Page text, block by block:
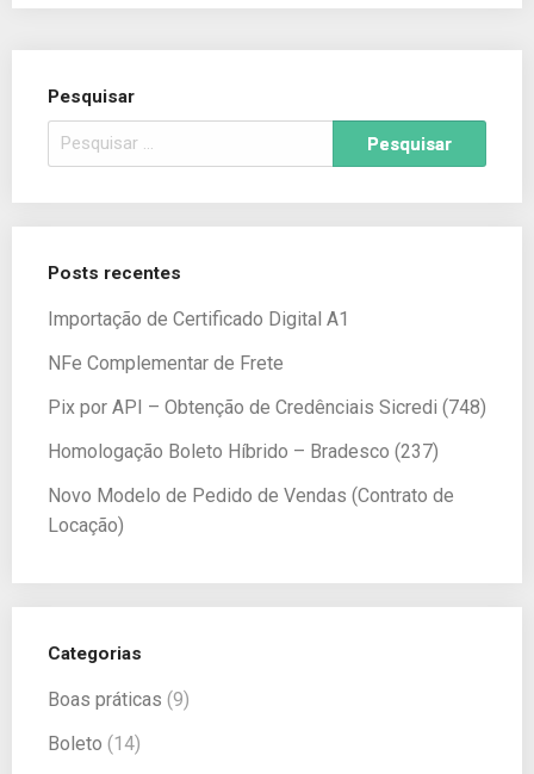
Pesquisar
Posts recentes
Importação de Certificado Digital A1
NFe Complementar de Frete
Pix por API – Obtenção de Credênciais Sicredi (748)
Homologação Boleto Híbrido – Bradesco (237)
Novo Modelo de Pedido de Vendas (Contrato de
Locação)
Categorias
Boas práticas (9)
Boleto (14)